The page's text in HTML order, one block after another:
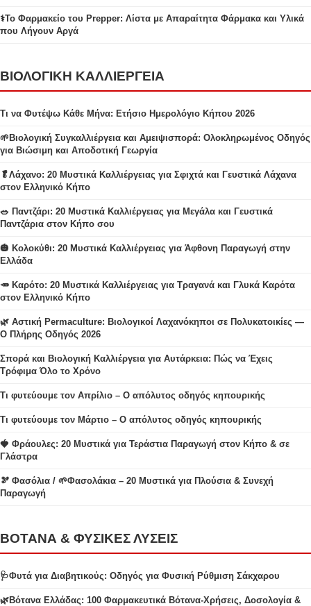
⚕️Το Φαρμακείο του Prepper: Λίστα με Απαραίτητα Φάρμακα και Υλικά
που Λήγουν Αργά
ΒΙΟΛΟΓΙΚΗ ΚΑΛΛΙΕΡΓΕΙΑ
Τι να Φυτέψω Κάθε Μήνα: Ετήσιο Ημερολόγιο Κήπου 2026
🌱Βιολογική Συγκαλλιέργεια και Αμειψισπορά: Ολοκληρωμένος Οδηγός
για Βιώσιμη και Αποδοτική Γεωργία
🥬Λάχανο: 20 Μυστικά Καλλιέργειας για Σφιχτά και Γευστικά Λάχανα
στον Ελληνικό Κήπο
🥗 Παντζάρι: 20 Μυστικά Καλλιέργειας για Μεγάλα και Γευστικά
Παντζάρια στον Κήπο σου
🎃 Κολοκύθι: 20 Μυστικά Καλλιέργειας για Άφθονη Παραγωγή στην
Ελλάδα
🥕 Καρότο: 20 Μυστικά Καλλιέργειας για Τραγανά και Γλυκά Καρότα
στον Ελληνικό Κήπο
🌿 Αστική Permaculture: Βιολογικοί Λαχανόκηποι σε Πολυκατοικίες —
Ο Πλήρης Οδηγός 2026
Σπορά και Βιολογική Καλλιέργεια για Αυτάρκεια: Πώς να Έχεις
Τρόφιμα Όλο το Χρόνο
Τι φυτεύουμε τον Απρίλιο – Ο απόλυτος οδηγός κηπουρικής
Τι φυτεύουμε τον Μάρτιο – Ο απόλυτος οδηγός κηπουρικής
🍓 Φράουλες: 20 Μυστικά για Τεράστια Παραγωγή στον Κήπο & σε
Γλάστρα
🫘 Φασόλια / 🌱Φασολάκια – 20 Μυστικά για Πλούσια & Συνεχή
Παραγωγή
ΒΟΤΑΝΑ & ΦΥΣΙΚΕΣ ΛΥΣΕΙΣ
🩺Φυτά για Διαβητικούς: Οδηγός για Φυσική Ρύθμιση Σάκχαρου
🌿Βότανα Ελλάδας: 100 Φαρμακευτικά Βότανα-Χρήσεις, Δοσολογία &